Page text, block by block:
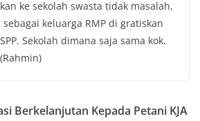
ke sekolah swasta tidak masalah,
keluarga RMP di gratiskan
Sekolah dimana saja sama kok.
Berkelanjutan Kepada Petani KJA